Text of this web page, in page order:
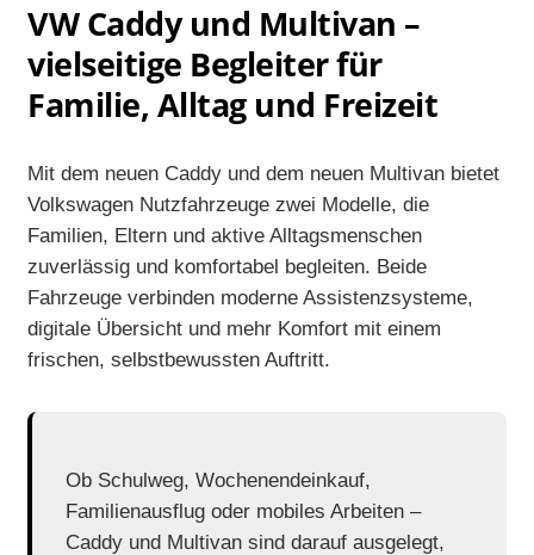
VW Caddy und Multivan –
vielseitige Begleiter für
Familie, Alltag und Freizeit
Mit dem neuen Caddy und dem neuen Multivan bietet
Volkswagen Nutzfahrzeuge zwei Modelle, die
Familien, Eltern und aktive Alltagsmenschen
zuverlässig und komfortabel begleiten. Beide
Fahrzeuge verbinden moderne Assistenzsysteme,
digitale Übersicht und mehr Komfort mit einem
frischen, selbstbewussten Auftritt.
Ob Schulweg, Wochenendeinkauf,
Familienausflug oder mobiles Arbeiten –
Caddy und Multivan sind darauf ausgelegt,